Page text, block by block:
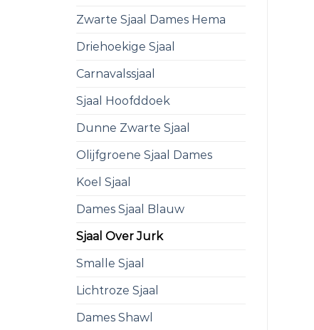
Zwarte Sjaal Dames Hema
Driehoekige Sjaal
Carnavalssjaal
Sjaal Hoofddoek
Dunne Zwarte Sjaal
Olijfgroene Sjaal Dames
Koel Sjaal
Dames Sjaal Blauw
Sjaal Over Jurk
Smalle Sjaal
Lichtroze Sjaal
Dames Shawl